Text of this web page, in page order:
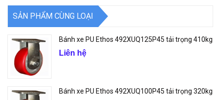
SẢN PHẨM CÙNG LOẠI
Bánh xe PU Ethos 492XUQ125P45 tải trọng 410kg
Liên hệ
Bánh xe PU Ethos 492XUQ100P45 tải trọng 320kg